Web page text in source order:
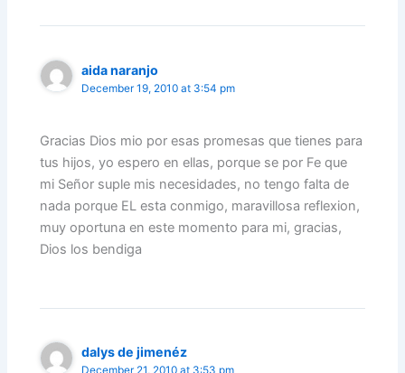
aida naranjo
December 19, 2010 at 3:54 pm
Gracias Dios mio por esas promesas que tienes para
tus hijos, yo espero en ellas, porque se por Fe que
mi Señor suple mis necesidades, no tengo falta de
nada porque EL esta conmigo, maravillosa reflexion,
muy oportuna en este momento para mi, gracias,
Dios los bendiga
dalys de jimenéz
December 21, 2010 at 3:53 pm